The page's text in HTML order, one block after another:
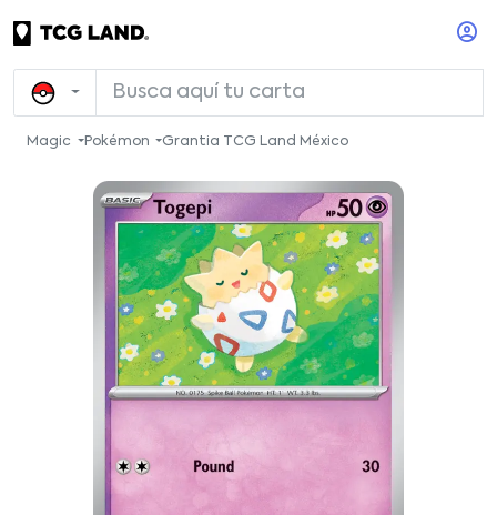
Magic Pokémon Grantia TCG Land México